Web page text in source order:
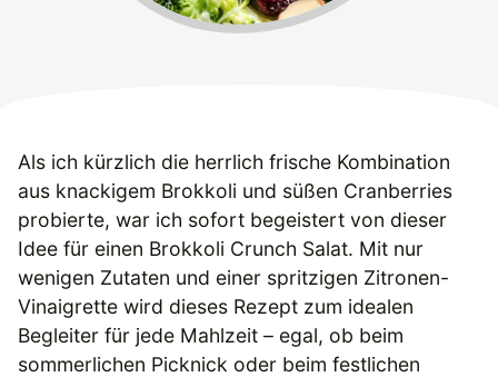
Als ich kürzlich die herrlich frische Kombination
aus knackigem Brokkoli und süßen Cranberries
probierte, war ich sofort begeistert von dieser
Idee für einen Brokkoli Crunch Salat. Mit nur
wenigen Zutaten und einer spritzigen Zitronen-
Vinaigrette wird dieses Rezept zum idealen
Begleiter für jede Mahlzeit – egal, ob beim
sommerlichen Picknick oder beim festlichen